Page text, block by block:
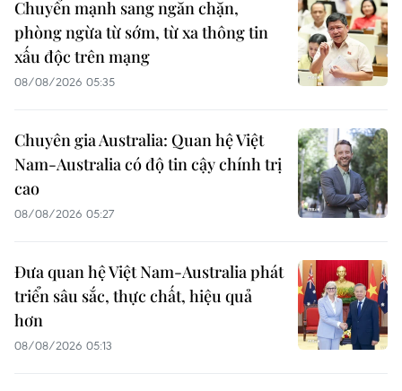
Chuyển mạnh sang ngăn chặn,
phòng ngừa từ sớm, từ xa thông tin
xấu độc trên mạng
08/08/2026 05:35
Chuyên gia Australia: Quan hệ Việt
Nam-Australia có độ tin cậy chính trị
cao
08/08/2026 05:27
Đưa quan hệ Việt Nam-Australia phát
triển sâu sắc, thực chất, hiệu quả
hơn
08/08/2026 05:13